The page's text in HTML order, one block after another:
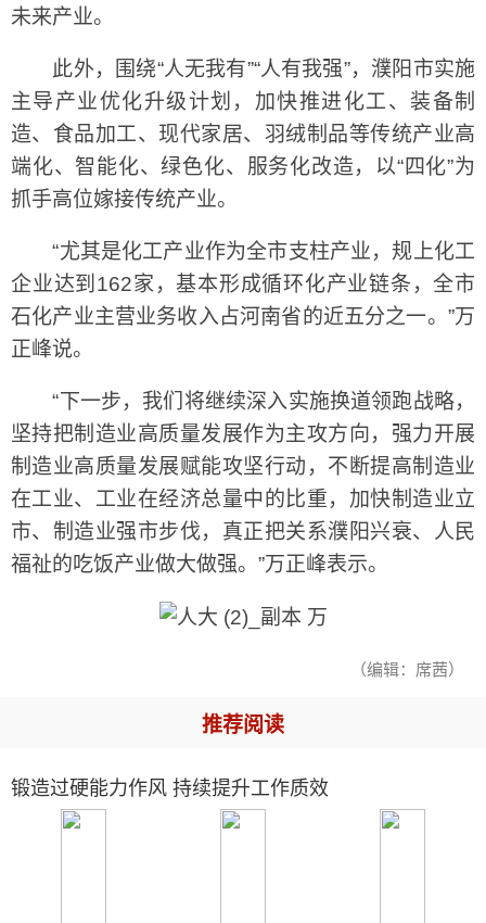
未来产业。
此外，围绕“人无我有”“人有我强”，濮阳市实施
主导产业优化升级计划，加快推进化工、装备制
造、食品加工、现代家居、羽绒制品等传统产业高
端化、智能化、绿色化、服务化改造，以“四化”为
抓手高位嫁接传统产业。
“尤其是化工产业作为全市支柱产业，规上化工
企业达到162家，基本形成循环化产业链条，全市
石化产业主营业务收入占河南省的近五分之一。”万
正峰说。
“下一步，我们将继续深入实施换道领跑战略，
坚持把制造业高质量发展作为主攻方向，强力开展
制造业高质量发展赋能攻坚行动，不断提高制造业
在工业、工业在经济总量中的比重，加快制造业立
市、制造业强市步伐，真正把关系濮阳兴衰、人民
福祉的吃饭产业做大做强。”万正峰表示。
（编辑：席茜）
推荐阅读
锻造过硬能力作风 持续提升工作质效